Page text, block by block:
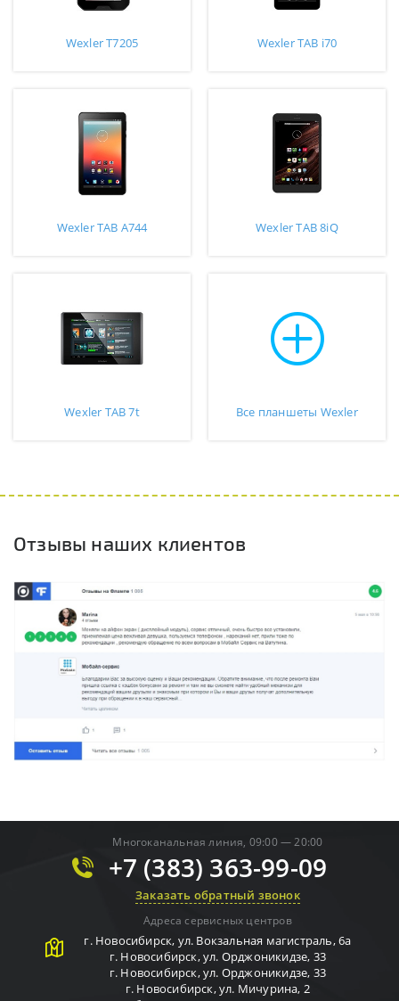
Wexler T7205 Wexler TAB i70
Wexler TAB A744 Wexler TAB 8iQ
Wexler TAB 7t Все планшеты Wexler
Отзывы наших клиентов
Многоканальная линия, 09:00 — 20:00
+7 (383) 363-99-09
Заказать обратный звонок
Адреса сервисных центров
г. Новосибирск, ул. Вокзальная магистраль, 6а
г. Новосибирск,ул. Орджоникидзе, 33
г. Новосибирск,ул. Орджоникидзе, 33
г. Новосибирск,ул. Мичурина, 2